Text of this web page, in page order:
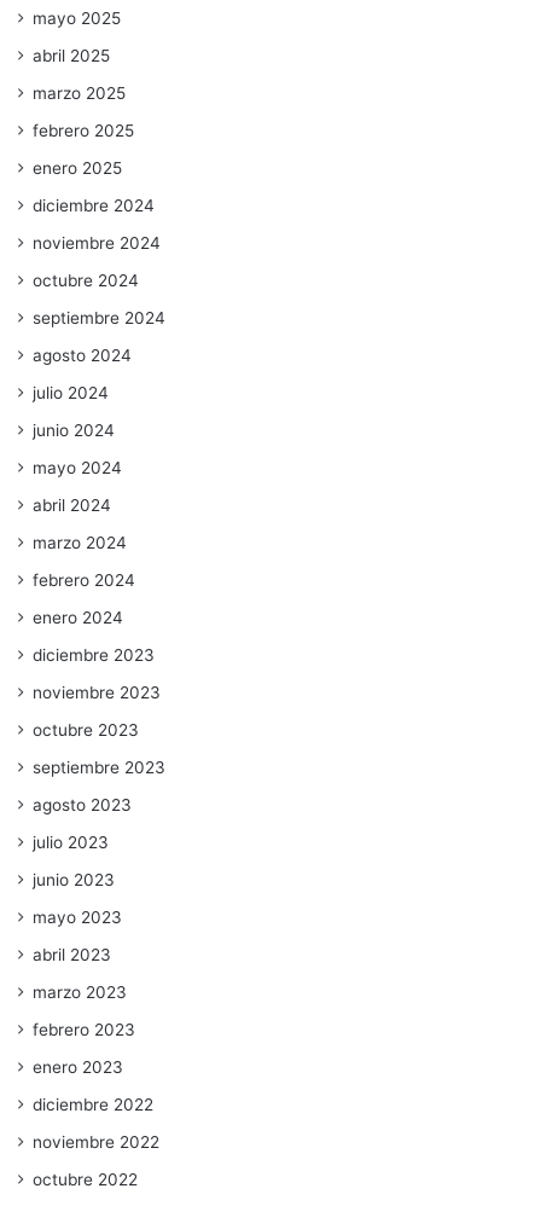
mayo 2025
abril 2025
marzo 2025
febrero 2025
enero 2025
diciembre 2024
noviembre 2024
octubre 2024
septiembre 2024
agosto 2024
julio 2024
junio 2024
mayo 2024
abril 2024
marzo 2024
febrero 2024
enero 2024
diciembre 2023
noviembre 2023
octubre 2023
septiembre 2023
agosto 2023
julio 2023
junio 2023
mayo 2023
abril 2023
marzo 2023
febrero 2023
enero 2023
diciembre 2022
noviembre 2022
octubre 2022